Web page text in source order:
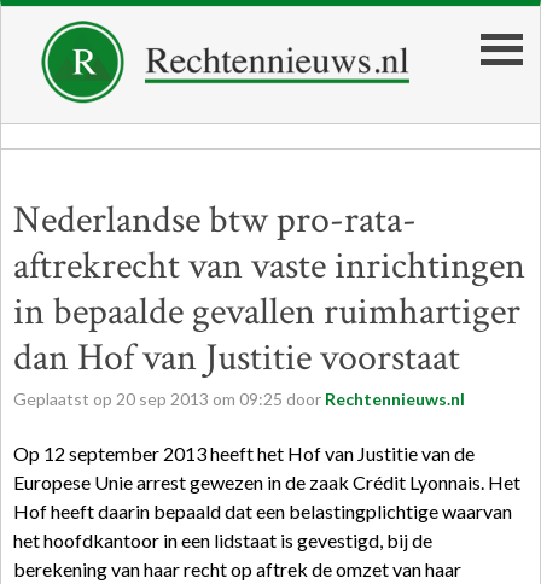
Nederlandse btw pro-rata-
aftrekrecht van vaste inrichtingen
in bepaalde gevallen ruimhartiger
dan Hof van Justitie voorstaat
Geplaatst op 20 sep 2013 om 09:25 door Rechtennieuws.nl
Op 12 september 2013 heeft het Hof van Justitie van de
Europese Unie arrest gewezen in de zaak Crédit Lyonnais. Het
Hof heeft daarin bepaald dat een belastingplichtige waarvan
het hoofdkantoor in een lidstaat is gevestigd, bij de
berekening van haar recht op aftrek de omzet van haar